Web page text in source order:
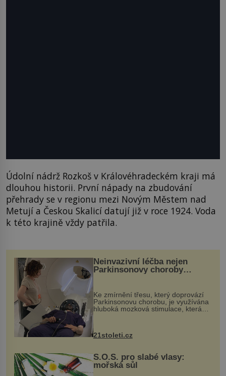
Údolní nádrž Rozkoš v Královéhradeckém kraji má
dlouhou historii. První nápady na zbudování
přehrady se v regionu mezi Novým Městem nad
Metují a Českou Skalicí datují již v roce 1924. Voda
k této krajině vždy patřila.
Neinvazivní léčba nejen
Parkinsonovy choroby
Ke zmírnění třesu, který doprovází
Parkinsonovu chorobu, je využívána
hluboká mozková stimulace, která
však vyžaduje vysoce invazivní
k dostatečně přesnému zacílení ...
21stoleti.cz
S.O.S. pro slabé vlasy:
mořská sůl